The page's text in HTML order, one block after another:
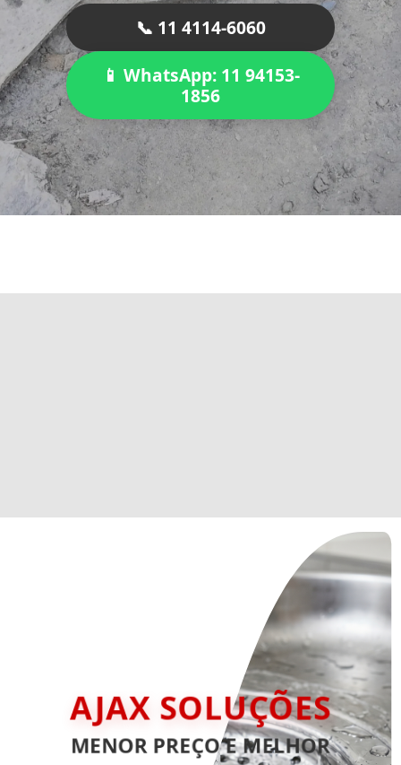
📞 11 4114-6060
📱 WhatsApp: 11 94153-
1856
AJAX SOLUÇÕES
MENOR PREÇO E MELHOR